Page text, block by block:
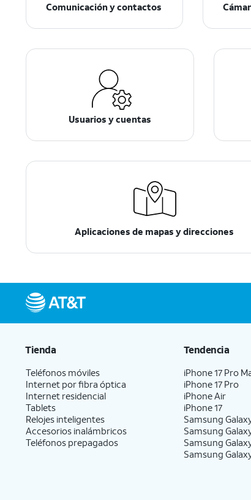
Comunicación y contactos
Usuarios y cuentas
Aplicaciones de mapas y direcciones
Tienda
Teléfonos móviles
Internet por fibra óptica
Internet residencial
Tablets
Relojes inteligentes
Accesorios inalámbricos
Teléfonos prepagados
Tendencia
iPhone 17 Pro
iPhone 17 Pro
iPhone Air
iPhone 17
Samsung
Samsung
Samsung
Samsung